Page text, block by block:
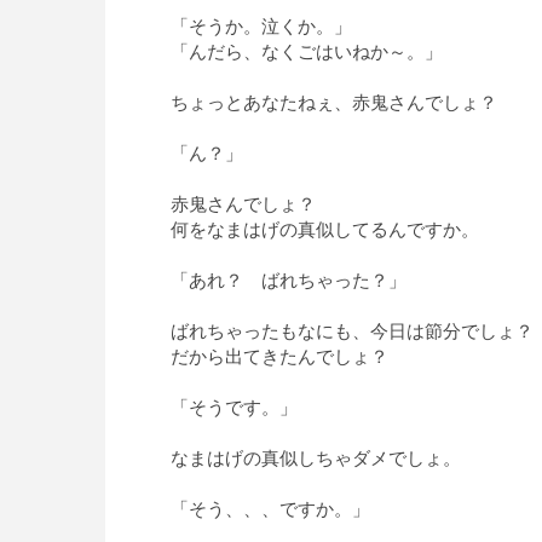
「そうか。泣くか。」
「んだら、なくごはいねか～。」
ちょっとあなたねぇ、赤鬼さんでしょ？
「ん？」
赤鬼さんでしょ？
何をなまはげの真似してるんですか。
「あれ？ ばれちゃった？」
ばれちゃったもなにも、今日は節分でしょ？
だから出てきたんでしょ？
「そうです。」
なまはげの真似しちゃダメでしょ。
「そう、、、ですか。」